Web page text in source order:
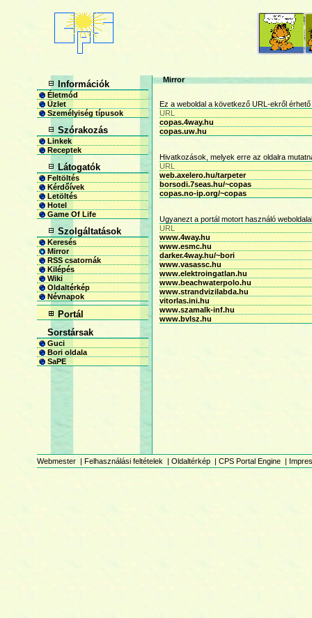
Információk
Életmód
Üzlet
Személyiség típusok
Szórakozás
Linkek
Receptek
Látogatók
Feltöltés
Kérdőívek
Letöltés
Hotel
Game Of Life
Szolgáltatások
Keresés
Mirror
RSS csatornák
Kilépés
Wiki
Oldaltérkép
Névnapok
Portál
Sorstársak
Guci
Bori oldala
SaPE
Mirror
Ez a weboldal a következő URL-ekről érhető
URL
copas.4way.hu
copas.uw.hu
Hivatkozások, melyek erre az oldalra
URL
web.axelero.hu/tarpeter
borsodi.7seas.hu/~copas
copas.no-ip.org/~copas
Ugyanezt a portál motort használó
URL
www.4way.hu
www.esmc.hu
darker.4way.hu/~bori
www.vasassc.hu
www.elektroingatlan.hu
www.beachwaterpolo.hu
www.strandvizilabda.hu
vitorlas.ini.hu
www.szamalk-inf.hu
www.bvlsz.hu
Webmester | Felhasználási feltételek | Oldaltérkép | CPS Portal Engine |